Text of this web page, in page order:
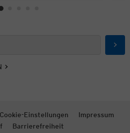
Cookie-Einstellungen
Impressum
Barrierefreiheit